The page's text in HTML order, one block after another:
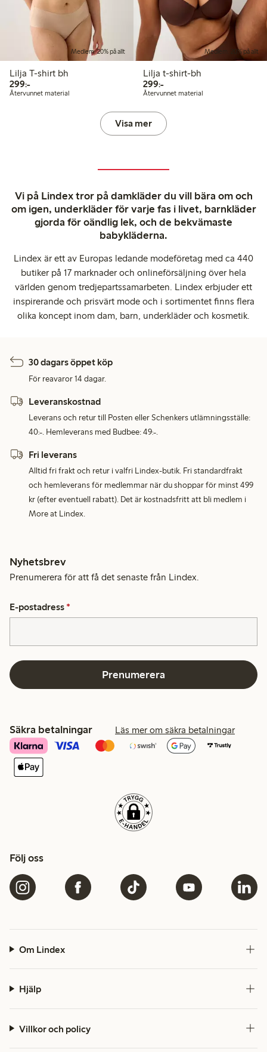
Medlem: 20% på allt
Lilja T-shirt bh
299:-299,00 kr
Återvunnet material
Medlem: 20% på allt
Lilja t-shirt-bh
299:-299,00 kr
Återvunnet material
Visa mer
Vi på Lindex tror på damkläder du vill bära om och
om igen, underkläder för varje fas i livet, barnkläder
gjorda för oändlig lek, och de bekvämaste
babykläderna.
Lindex är ett av Europas ledande modeföretag med ca 440
butiker på 17 marknader och onlineförsäljning över hela
världen genom tredjepartssamarbeten. Lindex erbjuder ett
inspirerande och prisvärt mode och i sortimentet finns flera
olika koncept inom dam, barn, underkläder och kosmetik.
30 dagars öppet köp
För reavaror 14 dagar.
Leveranskostnad
Leverans och retur till Posten eller Schenkers utlämningsställe:
40:-. Hemleverans med Budbee: 49:-.
Fri leverans
Alltid fri frakt och retur i valfri Lindex-butik. Fri standardfrakt
och hemleverans för medlemmar när du shoppar för minst 499
kr (efter eventuell rabatt). Det är kostnadsfritt att bli medlem i
More at Lindex.
Nyhetsbrev
Prenumerera för att få det senaste från Lindex.
E-postadress *
Prenumerera
Säkra betalningar Läs mer om säkra betalningar
Följ oss
Om Lindex
Hjälp
Villkor och policy